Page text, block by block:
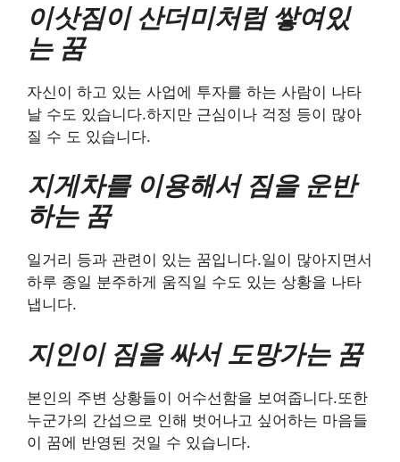
이삿짐이 산더미처럼 쌓여있
는 꿈
자신이 하고 있는 사업에 투자를 하는 사람이 나타
날 수도 있습니다.하지만 근심이나 걱정 등이 많아
질 수 도 있습니다.
지게차를 이용해서 짐을 운반
하는 꿈
일거리 등과 관련이 있는 꿈입니다.일이 많아지면서
하루 종일 분주하게 움직일 수도 있는 상황을 나타
냅니다.
지인이 짐을 싸서 도망가는 꿈
본인의 주변 상황들이 어수선함을 보여줍니다.또한
누군가의 간섭으로 인해 벗어나고 싶어하는 마음들
이 꿈에 반영된 것일 수 있습니다.